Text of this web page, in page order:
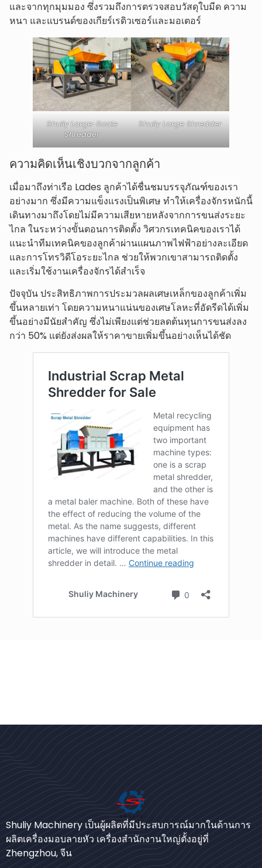
และจากทุกมุมมอง ซึ่งรวมถึงการตรวจสอบวัสดุใบมีด ความ
หนา และแบรนด์ของเกียร์เรดิวเซอร์และมอเตอร์
Shuliy Large-Scale
Shredder
Shuliy Large Shredder
ความคิดเห็นเชิงบวกจากลูกค้า
เมื่อมาถึงท่าเรือ Lades ลูกค้าได้ชื่นชมบรรจุภัณฑ์ของเรา
อย่างมาก ซึ่งมีความแข็งแรงเป็นพิเศษ ทำให้เครื่องจักรหนักนี้
เดินทางมาถึงโดยไม่มีความเสียหายหลังจากการขนส่งระยะ
ไกล ในระหว่างขั้นตอนการติดตั้ง วิศวกรเทคนิคของเราได้
แนะนำทีมเทคนิคของลูกค้าผ่านแผนภาพไฟฟ้าอย่างละเอียด
และการโทรวิดีโอระยะไกล ช่วยให้พวกเขาสามารถติดตั้ง
และเริ่มใช้งานเครื่องจักรได้สำเร็จ
ปัจจุบัน ประสิทธิภาพการประมวลผลเศษเหล็กของลูกค้าเพิ่ม
ขึ้นหลายเท่า โดยความหนาแน่นของเศษโลหะที่อัดรีดได้เพิ่ม
ขึ้นอย่างมีนัยสำคัญ ซึ่งไม่เพียงแต่ช่วยลดต้นทุนการขนส่งลง
กว่า 50% แต่ยังส่งผลให้ราคาขายเพิ่มขึ้นอย่างเห็นได้ชัด
Shuliy Machinery เป็นผู้ผลิตที่มีประสบการณ์มากในด้านการ
ผลิตเครื่องมอบลายหัว เครื่องสำนักงานใหญ่ตั้งอยู่ที่
Zhengzhou, จีน
Urdu